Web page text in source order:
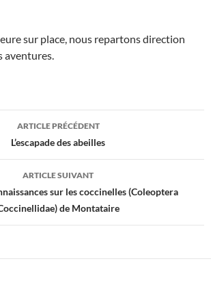
sur place, nous repartons direction
aventures.
ARTICLE PRÉCÉDENT
L’escapade des abeilles
ARTICLE SUIVANT
sur les coccinelles (Coleoptera
de Montataire